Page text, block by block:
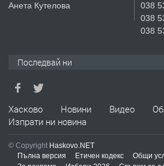
СГЛОБЯВАНЕ
ПРЕДЛАГА
№4119
Анета Кутелова
038
038
038
Последвай ни
Хасково Новини Видео
Изпрати ни новина
© Copyright Haskovo.NET
Пълна версия
Етичен кодекс Общи